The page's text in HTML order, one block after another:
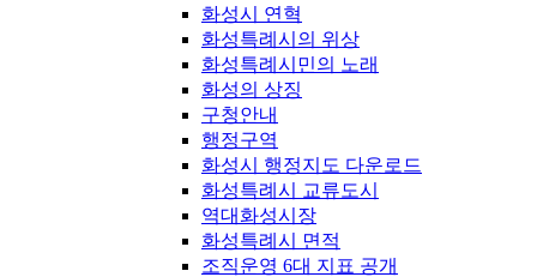
화성시 연혁
화성특례시의 위상
화성특례시민의 노래
화성의 상징
구청안내
행정구역
화성시 행정지도 다운로드
화성특례시 교류도시
역대화성시장
화성특례시 면적
조직운영 6대 지표 공개